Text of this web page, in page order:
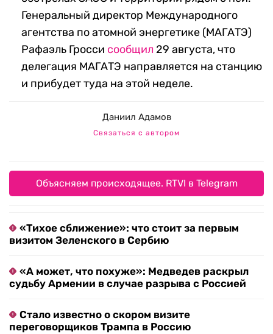
Генеральный директор Международного
агентства по атомной энергетике (МАГАТЭ)
Рафаэль Гросси сообщил 29 августа, что
делегация МАГАТЭ направляется на станцию
и прибудет туда на этой неделе.
Даниил Адамов
Связаться с автором
Объясняем происходящее. RTVI в Telegram
«Тихое сближение»: что стоит за первым
визитом Зеленского в Сербию
«А может, что похуже»: Медведев раскрыл
судьбу Армении в случае разрыва с Россией
Стало известно о скором визите
переговорщиков Трампа в Россию